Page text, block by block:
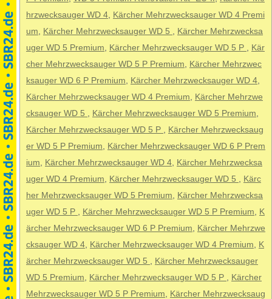
hrzwecksauger WD 4 Kärcher Mehrzwecksauger WD 4 Premi
um
Kärcher Mehrzwecksauger WD 5
Kärcher Mehrzwecksa
uger WD 5 Premium
Kärcher Mehrzwecksauger WD 5 P
Kär
cher Mehrzwecksauger WD 5 P Premium
Kärcher Mehrzwec
ksauger WD 6 P Premium
Kärcher Mehrzwecksauger WD 4
Kärcher Mehrzwecksauger WD 4 Premium
Kärcher Mehrzwe
cksauger WD 5
Kärcher Mehrzwecksauger WD 5 Premium
Kärcher Mehrzwecksauger WD 5 P
Kärcher Mehrzwecksaug
er WD 5 P Premium
Kärcher Mehrzwecksauger WD 6 P Prem
ium
Kärcher Mehrzwecksauger WD 4 Kärcher Mehrzwecksa
uger WD 4 Premium
Kärcher Mehrzwecksauger WD 5
Kärc
her Mehrzwecksauger WD 5 Premium
Kärcher Mehrzwecksa
uger WD 5 P
Kärcher Mehrzwecksauger WD 5 P Premium
K
ärcher Mehrzwecksauger WD 6 P Premium
Kärcher Mehrzwe
cksauger WD 4 Kärcher Mehrzwecksauger WD 4 Premium
K
ärcher Mehrzwecksauger WD 5
Kärcher Mehrzwecksauger
WD 5 Premium
Kärcher Mehrzwecksauger WD 5 P
Kärcher
Mehrzwecksauger WD 5 P Premium
Kärcher Mehrzwecksaug